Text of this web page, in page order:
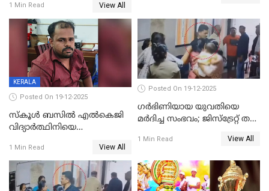
ക്രൂരകൊലപാതകത്തില്‍
സഹോദരിപുത്രന് ജീവപര്യന്തം
1 Min Read View All
റിപ്പോർട്ട്
KERALA
Posted On 19-12-2025
സ്കൂൾ ബസിൽ എൽകെജി
വിദ്യാര്‍ത്ഥിനിയെ
ക്ലീനര്‍ പിടിയിൽ
1 Min Read View All
Posted On 19-12-2025
ഗര്‍ഭിണിയായ യുവതിയെ
മര്‍ദിച്ച സംഭവം; ജിസ്‌ട്രേറ്റ് തല
യുവതി
1 Min Read View All